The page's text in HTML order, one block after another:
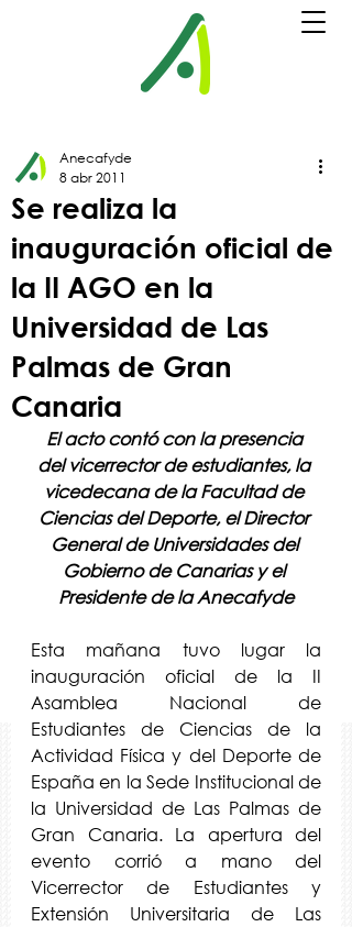
Se realiza la
inauguración oficial de
la II AGO en la
Universidad de Las
Palmas de Gran
Canaria
Anecafyde
8 abr 2011
El acto contó con la presencia
del vicerrector de estudiantes, la
vicedecana de la Facultad de
Ciencias del Deporte, el Director
General de Universidades del
Gobierno de Canarias y el
Presidente de la Anecafyde
Esta mañana tuvo lugar la
inauguración oficial de la II
Asamblea Nacional de
Estudiantes de Ciencias de la
Actividad Física y del Deporte de
España en la Sede Institucional de
la Universidad de Las Palmas de
Gran Canaria. La apertura del
evento corrió a mano del
Vicerrector de Estudiantes y
Extensión Universitaria de Las